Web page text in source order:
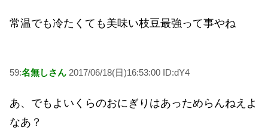
常温でも冷たくても美味い枝豆最強って事やね
59:名無しさん 2017/06/18(日)16:53:00 ID:dY4
あ、でもよいくらのおにぎりはあっためらんねえよ
なあ？